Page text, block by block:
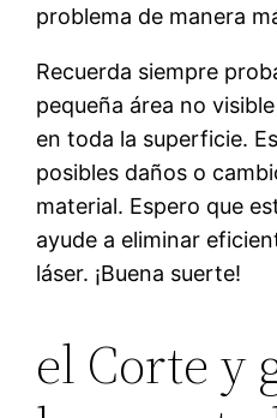
problema de manera
Recuerda siempre
pequeña área no
en toda la superficie.
posibles daños o
material. Espero que
ayude a eliminar
láser. ¡Buena suerte!
el Corte y